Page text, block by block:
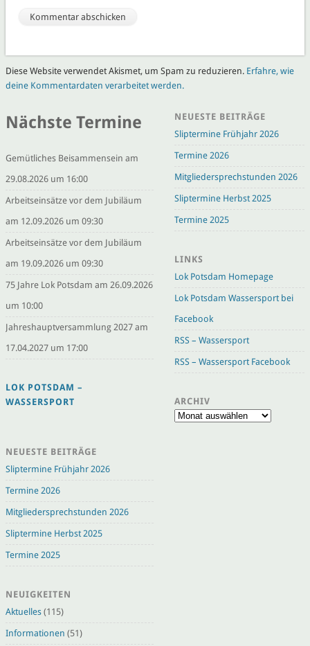
Diese Website verwendet Akismet, um Spam zu reduzieren. Erfahre, wie
deine Kommentardaten verarbeitet werden.
Nächste Termine
Gemütliches Beisammensein am
29.08.2026 um 16:00
Arbeitseinsätze vor dem Jubiläum
am 12.09.2026 um 09:30
Arbeitseinsätze vor dem Jubiläum
am 19.09.2026 um 09:30
75 Jahre Lok Potsdam am 26.09.2026
um 10:00
Jahreshauptversammlung 2027 am
17.04.2027 um 17:00
LOK POTSDAM –
WASSERSPORT
NEUESTE BEITRÄGE
Sliptermine Frühjahr 2026
Termine 2026
Mitgliedersprechstunden 2026
Sliptermine Herbst 2025
Termine 2025
NEUIGKEITEN
Aktuelles(115)
Informationen (51)
NEUESTE BEITRÄGE
Sliptermine Frühjahr 2026
Termine 2026
Mitgliedersprechstunden 2026
Sliptermine Herbst 2025
Termine 2025
LINKS
Lok Potsdam Homepage
Lok Potsdam Wassersport bei
Facebook
RSS – Wassersport
RSS – Wassersport Facebook
ARCHIV
Archiv